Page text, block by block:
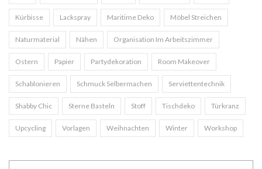
Kürbisse Lackspray Maritime Deko Möbel Streichen
Naturmaterial Nähen Organisation Im Arbeitszimmer
Ostern Papier Partydekoration Room Makeover
Schablonieren Schmuck Selbermachen Serviettentechnik
Shabby Chic Sterne Basteln Stoff Tischdeko Türkranz
Upcycling Vorlagen Weihnachten Winter Workshop